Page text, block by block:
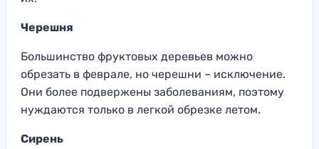
Черешня
Большинство фруктовых деревьев можно
обрезать в феврале, но черешни – исключение.
Они более подвержены заболеваниям, поэтому
нуждаются только в легкой обрезке летом.
Сирень